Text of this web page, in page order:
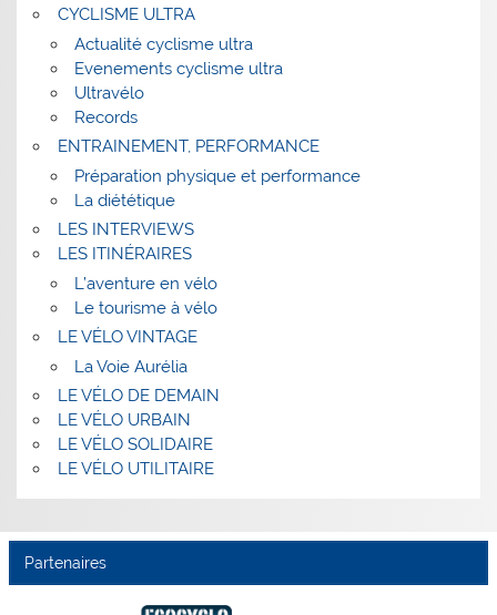
CYCLISME ULTRA
Actualité cyclisme ultra
Evenements cyclisme ultra
Ultravélo
Records
ENTRAINEMENT, PERFORMANCE
Préparation physique et performance
La diététique
LES INTERVIEWS
LES ITINÉRAIRES
L’aventure en vélo
Le tourisme à vélo
LE VÉLO VINTAGE
La Voie Aurélia
LE VÉLO DE DEMAIN
LE VÉLO URBAIN
LE VÉLO SOLIDAIRE
LE VÉLO UTILITAIRE
Partenaires